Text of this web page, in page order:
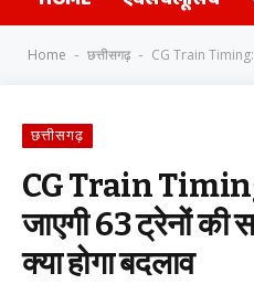
Home - छत्तीसगढ़ - CG Train Timing: नए साल
छत्तीसगढ़
CG Train
जाएगी 63 ट्रेनों की
क्या होगा बदलाव